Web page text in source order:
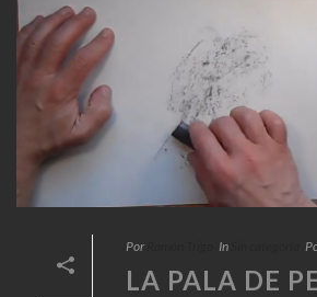
Por In
LA PALA DE